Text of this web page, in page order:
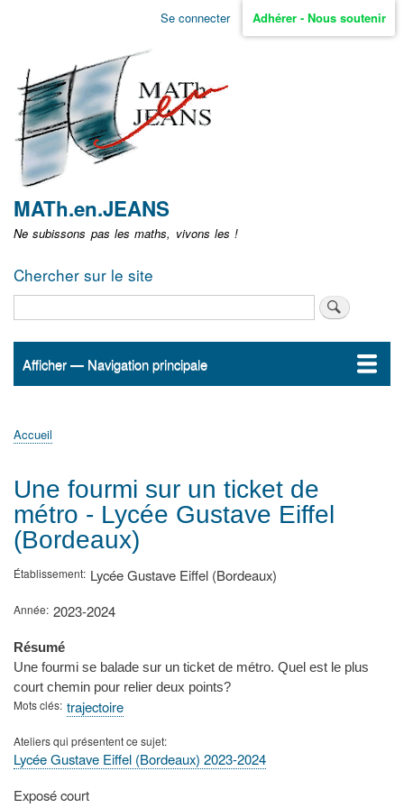
Aller
non
identifié
Se connecter Adhérer - Nous soutenir
MATh.en.JEANS
Ne subissons pas les maths, vivons les !
Chercher sur le site
Navigation
Afficher — Navigation principale
Accueil
ActualitésMATh.en.JEANS ?
Régions et Ateliers
Créer, gérer un atelier
Sujets/Publications
Congrès
d'Ariane
Accueil
Une fourmi sur un ticket de
métro - Lycée Gustave Eiffel
(Bordeaux)
Établissement Lycée Gustave Eiffel (Bordeaux)
Année 2023-2024
Résumé
Une fourmi se balade sur un ticket de métro. Quel est le plus
court chemin pour relier deux points?
Mots clés trajectoire
Ateliers qui présentent ce sujet
Lycée Gustave Eiffel (Bordeaux) 2023-2024
Type
Exposé court